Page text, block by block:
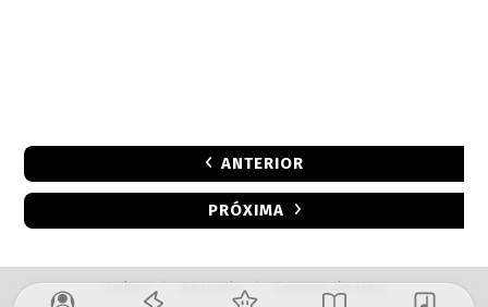
ANTERIOR
PRÓXIMA
Sobre | Anuncie | Termos de Uso